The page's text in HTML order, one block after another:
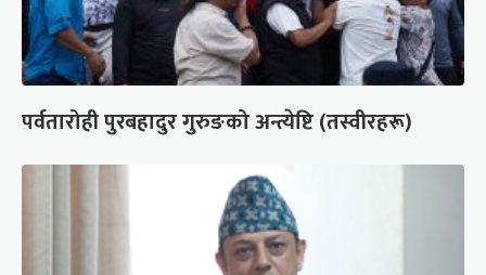
पर्वतारोही पुरबहादुर गुरुङको अन्त्येष्टि (तस्वीरहरू)